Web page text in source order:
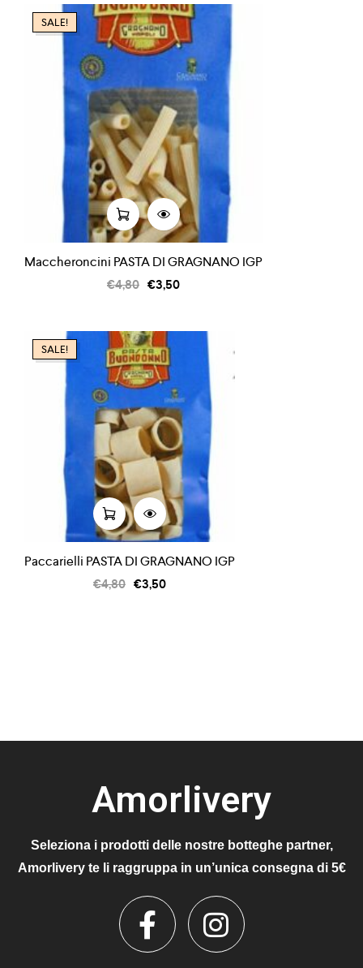
SALE!
Maccheroncini PASTA DI GRAGNANO IGP
€4,80 €3,50
SALE!
Paccarielli PASTA DI GRAGNANO IGP
€4,80 €3,50
Amorlivery
Seleziona i prodotti delle nostre botteghe partner,
Amorlivery te li raggruppa in un’unica consegna di 5€